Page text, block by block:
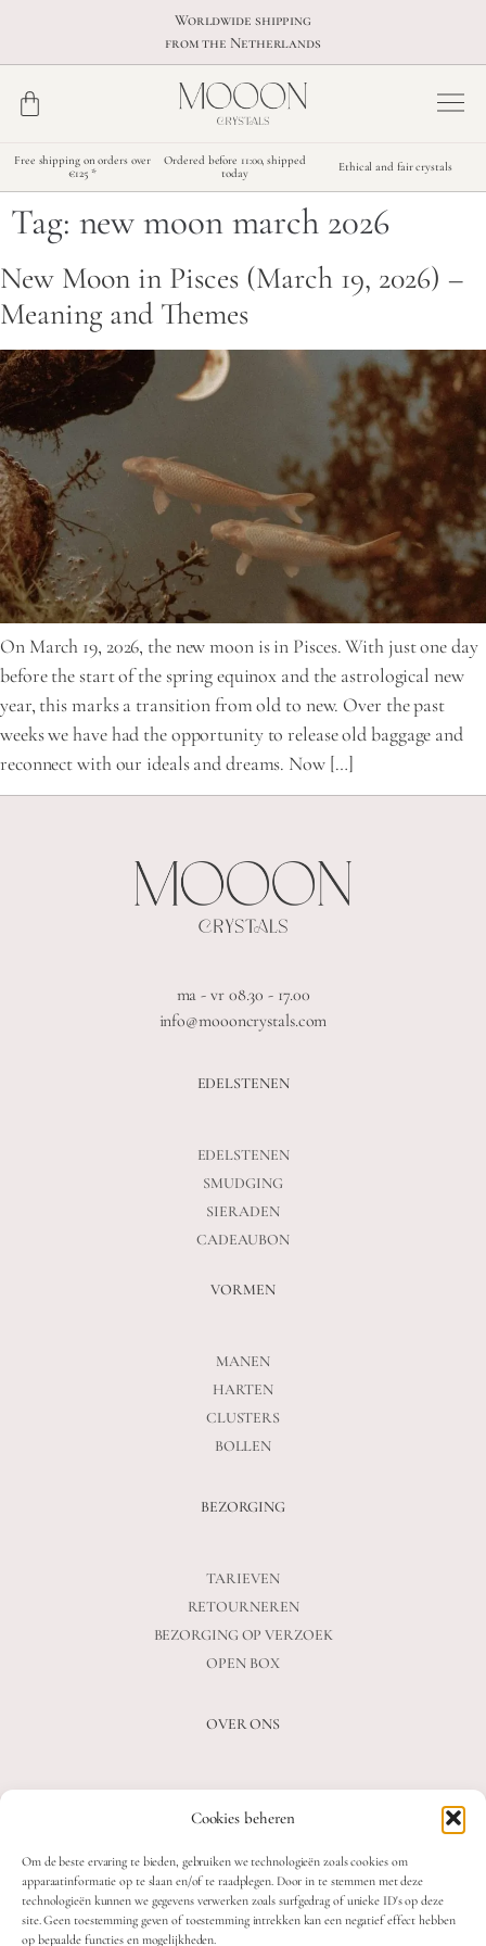
Cookies beheren
Om de beste ervaring te bieden, gebruiken we technologieën zoals cookies om
apparaatinformatie op te slaan en/of te raadplegen. Door in te stemmen met deze
technologieën kunnen we gegevens verwerken zoals surfgedrag of unieke ID's op deze
site. Geen toestemming geven of toestemming intrekken kan een negatief effect hebben
op bepaalde functies en mogelijkheden.
Worldwide shipping
from the Netherlands
Free shipping on orders over
€125 *
Ordered before 11:00, shipped
today
Ethical and fair crystals
Tag: new moon march 2026
New Moon in Pisces (March 19, 2026) –
Meaning and Themes
On March 19, 2026, the new moon is in Pisces. With just one day
before the start of the spring equinox and the astrological new
year, this marks a transition from old to new. Over the past
weeks we have had the opportunity to release old baggage and
reconnect with our ideals and dreams. Now […]
ma - vr 08.30 - 17.00
info@moooncrystals.com
EDELSTENEN
EDELSTENEN
SMUDGING
SIERADEN
CADEAUBON
VORMEN
MANEN
HARTEN
CLUSTERS
BOLLEN
BEZORGING
TARIEVEN
RETOURNEREN
BEZORGING OP VERZOEK
OPEN BOX
OVER ONS
VEELGESTELDE VRAGEN
OVER ONS
CONTACT